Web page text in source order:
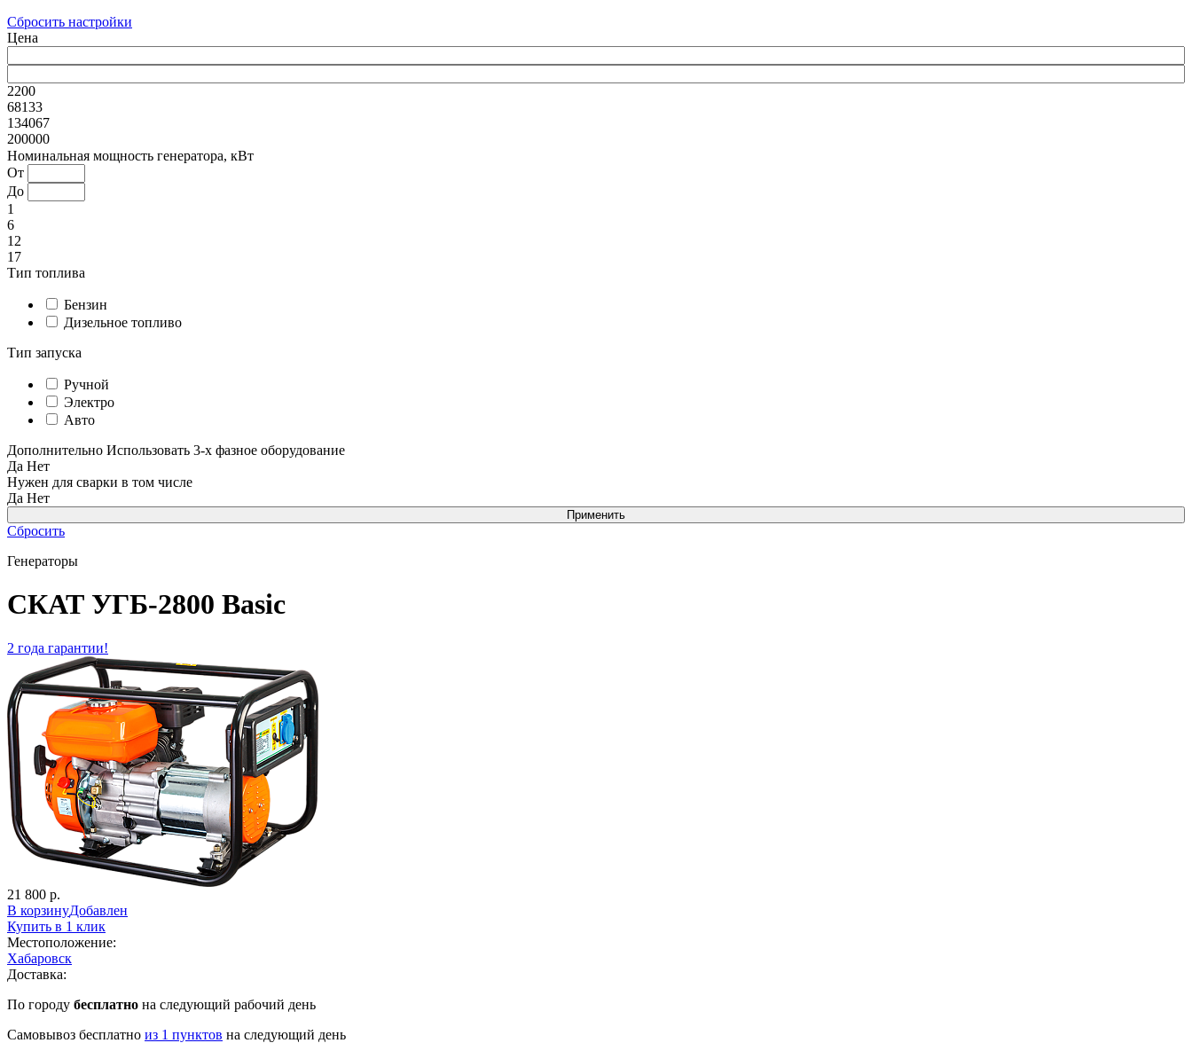
Сбросить настройки
Цена
2200
68133
134067
200000
Номинальная мощность генератора, кВт
От
До
1
6
12
17
Тип топлива
Бензин
Дизельное топливо
Тип запуска
Ручной
Электро
Авто
Дополнительно Использовать 3-х фазное оборудование
Да Нет
Нужен для сварки в том числе
Да Нет
Сбросить
Генераторы
СКАТ УГБ-2800 Basic
2 года гарантии!
21 800 р.
В корзинуДобавлен
Купить в 1 клик
Местоположение:
Хабаровск
Доставка:
По городу бесплатно на следующий рабочий день
Cамовывоз бесплатно из 1 пунктов на следующий день